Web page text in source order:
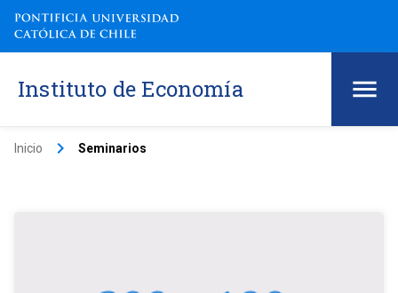
Instituto de Economía
Inicio keyboard_arrow_right Seminarios